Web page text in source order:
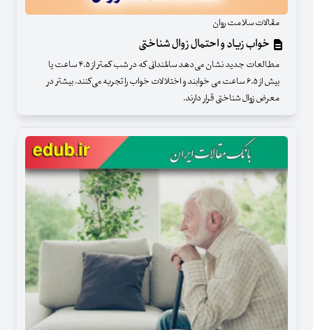
مقالات سلامت روان
خواب زیاد و احتمال زوال شناختی
مطالعات جدید نشان می‌دهد سالمندانی که در شب کمتر از ۴.۵ ساعت یا
بیش از ۶.۵ ساعت می خوابند و اختلالات خواب را تجربه می‌کنند، بیشتر در
معرض زوال شناختی قرار دارند.